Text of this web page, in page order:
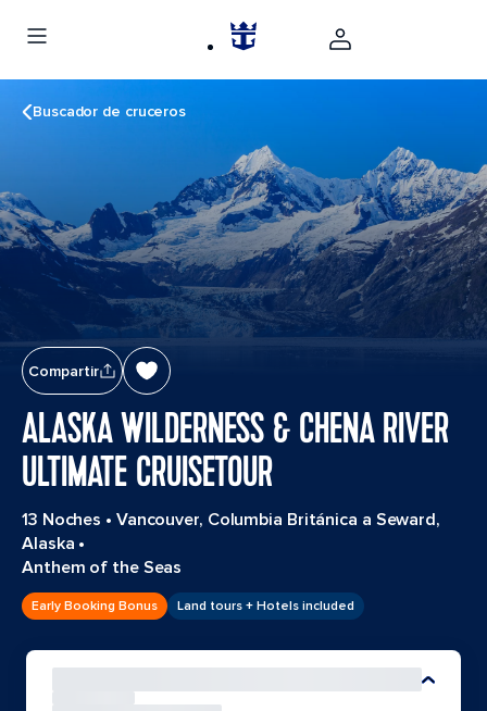
Buscador de cruceros
Compartir
ALASKA WILDERNESS & CHENA RIVER
ULTIMATE CRUISETOUR
13 Noches • Vancouver, Columbia Británica a Seward,
Alaska •
Anthem of the Seas
Early Booking Bonus Land tours + Hotels included